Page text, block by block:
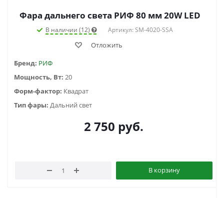
Фара дальнего света РИФ 80 мм 20W LED
В наличии (12) Артикул: SM-4020-SSA
Отложить
Бренд: РИФ
Мощность, Вт: 20
Форм-фактор: Квадрат
Тип фары: Дальний свет
2 750 руб.
В корзину